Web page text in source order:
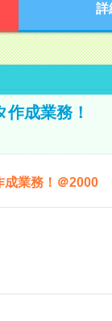
詳
成業務！
業務！＠2000